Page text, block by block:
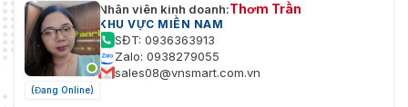
(Đang Online)
Nhân viên kinh doanh:Thơm Trần
KHU VỰC MIỀN NAM
SĐT: 0936363913
Zalo: 0938279055
sales08@vnsmart.com.vn